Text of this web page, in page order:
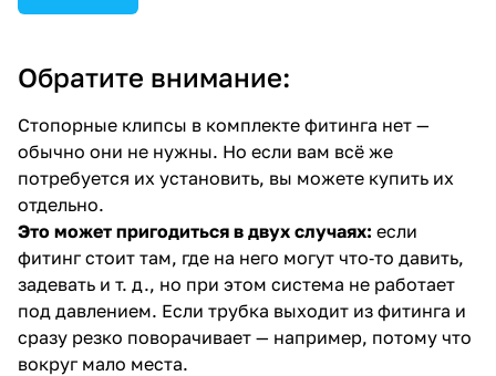
Обратите внимание:
Стопорные клипсы в комплекте фитинга нет —
обычно они не нужны. Но если вам всё же
потребуется их установить, вы можете купить их
отдельно.
Это может пригодиться в двух случаях: если
фитинг стоит там, где на него могут что‑то давить,
задевать и т. д., но при этом система не работает
под давлением. Если трубка выходит из фитинга и
сразу резко поворачивает — например, потому что
вокруг мало места.